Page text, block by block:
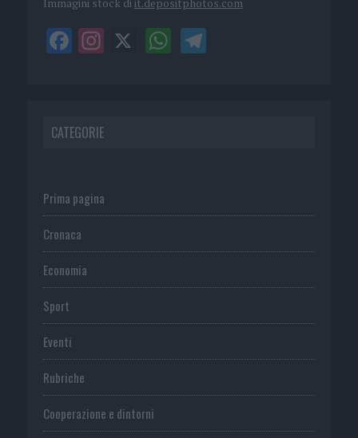
CATEGORIE
Prima pagina
Cronaca
Economia
Sport
Eventi
Rubriche
Cooperazione e dintorni